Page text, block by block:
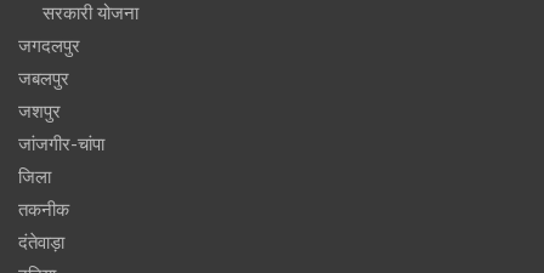
सरकारी योजना
जगदलपुर
जबलपुर
जशपुर
जांजगीर-चांपा
जिला
तकनीक
दंतेवाड़ा